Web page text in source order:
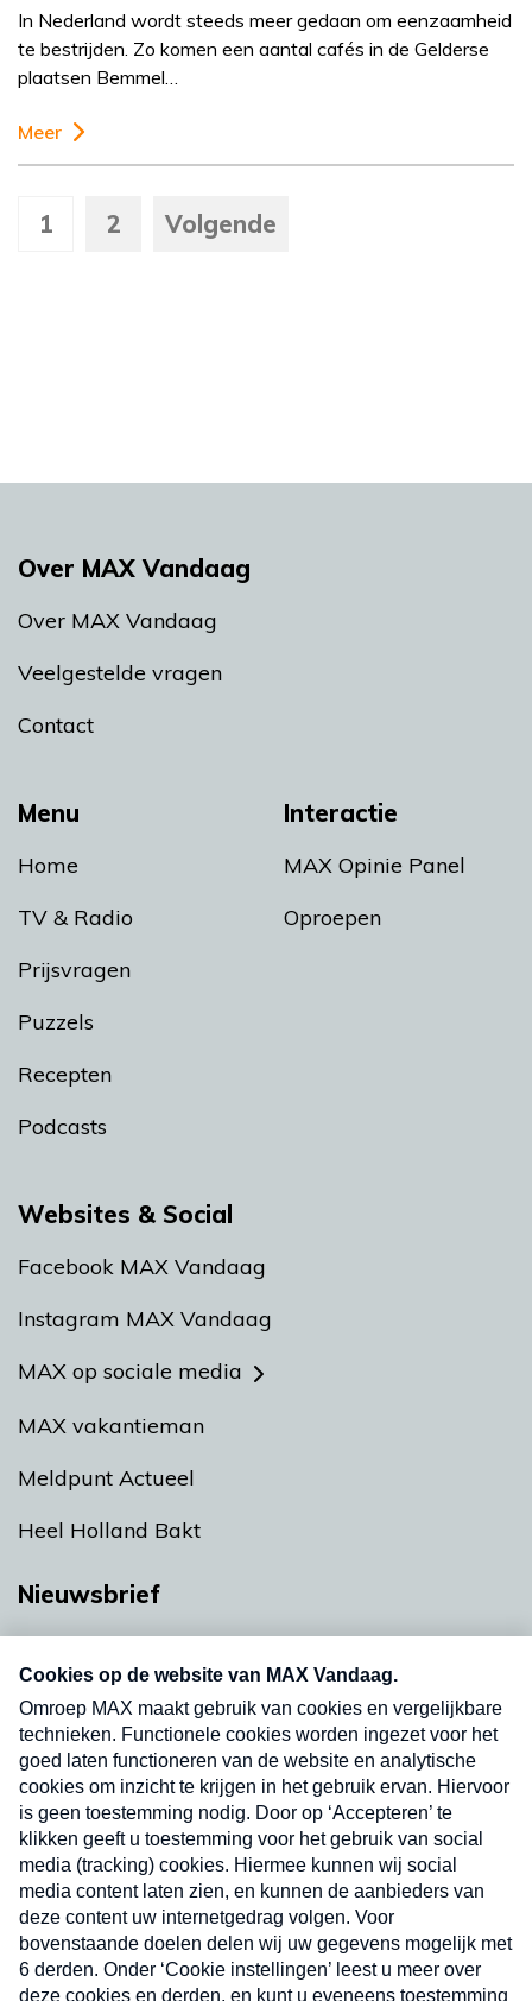
In Nederland wordt steeds meer gedaan om eenzaamheid
te bestrijden. Zo komen een aantal cafés in de Gelderse
plaatsen Bemmel…
Meer
1 2 Volgende
Menu
Home
TV & Radio
Prijsvragen
Puzzels
Recepten
Podcasts
Interactie
MAX Opinie Panel
Oproepen
Over MAX Vandaag
Over MAX Vandaag
Veelgestelde vragen
Contact
Websites & Social
Facebook MAX Vandaag
Instagram MAX Vandaag
MAX op sociale media
MAX vakantieman
Meldpunt Actueel
Heel Holland Bakt
Nieuwsbrief
nieuwsbrief. Elke vrijdag- en dinsdagochtend in
uw mailbox.
Verzend
Nieuwsbrief